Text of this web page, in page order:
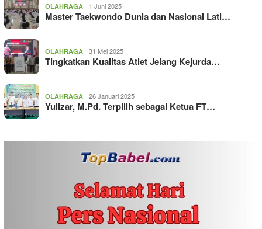
OLAHRAGA 1 Juni 2025
Master Taekwondo Dunia dan Nasional Lati…
OLAHRAGA 31 Mei 2025
Tingkatkan Kualitas Atlet Jelang Kejurda…
OLAHRAGA 26 Januari 2025
Yulizar, M.Pd. Terpilih sebagai Ketua FT…